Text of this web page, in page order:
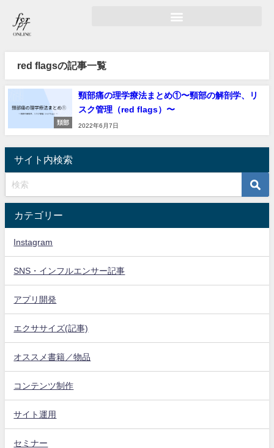
red flagsの記事一覧
頚部
頸部痛の理学療法まとめ①〜頸部の解剖学、リ
スク管理（red flags）〜
2022年6月7日
サイト内検索
カテゴリー
Instagram
SNS・インフルエンサー記事
アプリ開発
エクササイズ(記事)
オススメ書籍／物品
コンテンツ制作
サイト運用
セミナー